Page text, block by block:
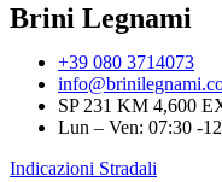
Brini Legnami
+39 080 3714073
SP 231 KM 4,600
Lun – Ven: 07:30 -
Indicazioni Stradali